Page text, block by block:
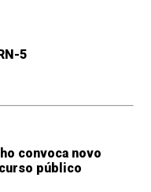
5
convoca novo
público